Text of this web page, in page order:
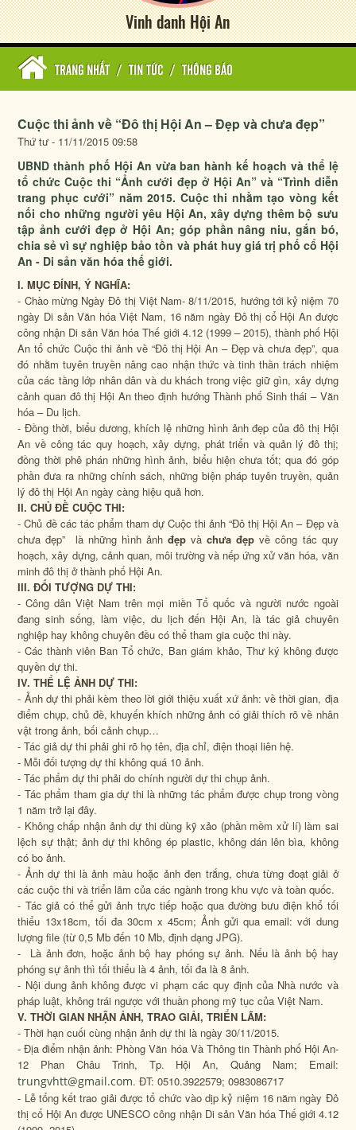
Vinh danh Hội An
TRANG NHẤT / TIN TỨC / THÔNG BÁO
Cuộc thi ảnh về “Đô thị Hội An – Đẹp và chưa đẹp”
Thứ tư - 11/11/2015 09:58
UBND thành phố Hội An vừa ban hành kế hoạch và thể lệ
tổ chức Cuộc thi “Ảnh cưới đẹp ở Hội An” và “Trình diễn
trang phục cưới” năm 2015. Cuộc thi nhằm tạo vòng kết
nối cho những người yêu Hội An, xây dựng thêm bộ sưu
tập ảnh cưới đẹp ở Hội An; góp phần nâng niu, gắn bó,
chia sẻ vì sự nghiệp bảo tồn và phát huy giá trị phố cổ Hội
An - Di sản văn hóa thế giới.
I. MỤC ĐÍNH, Ý NGHĨA:
- Chào mừng Ngày Đô thị Việt Nam- 8/11/2015, hướng tới kỷ niệm 70
ngày Di sản Văn hóa Việt Nam, 16 năm ngày Đô thị cổ Hội An được
công nhận Di sản Văn hóa Thế giới 4.12 (1999 – 2015), thành phố Hội
An tổ chức Cuộc thi ảnh về “Đô thị Hội An – Đẹp và chưa đẹp”, qua
đó nhằm tuyên truyền nâng cao nhận thức và tinh thần trách nhiệm
của các tầng lớp nhân dân và du khách trong việc giữ gìn, xây dựng
cảnh quan đô thị Hội An theo định hướng Thành phố Sinh thái – Văn
hóa – Du lịch.
- Đồng thời, biểu dương, khích lệ những hình ảnh đẹp của đô thị Hội
An về công tác quy hoạch, xây dựng, phát triển và quản lý đô thị;
đồng thời phê phán những hình ảnh, biểu hiện chưa tốt; qua đó góp
phần đưa ra những chính sách, những biện pháp tuyên truyền, quản
lý đô thị Hội An ngày càng hiệu quả hơn.
II. CHỦ ĐỀ CUỘC THI:
- Chủ đề các tác phẩm tham dự Cuộc thi ảnh “Đô thị Hội An – Đẹp và
chưa đẹp” là những hình ảnh đẹpvàchưa đẹp về công tác quy
hoạch, xây dựng, cảnh quan, môi trường và nếp ứng xử văn hóa, văn
minh đô thị ở thành phố Hội An.
III. ĐỐI TƯỢNG DỰ THI:
- Công dân Việt Nam trên mọi miền Tổ quốc và người nước ngoài
đang sinh sống, làm việc, du lịch đến Hội An, là tác giả chuyên
nghiệp hay không chuyên đều có thể tham gia cuộc thi này.
- Các thành viên Ban Tổ chức, Ban giám khảo, Thư ký không được
quyền dự thi.
IV. THỂ LỆ ẢNH DỰ THI:
- Ảnh dự thi phải kèm theo lời giới thiệu xuất xứ ảnh: về thời gian, địa
điểm chụp, chủ đề, khuyến khích những ảnh có giải thích rõ về nhân
vật trong ảnh, bối cảnh chụp…
- Tác giả dự thi phải ghi rõ họ tên, địa chỉ, điện thoại liên hệ.
- Mỗi đối tượng dự thi không quá 10 ảnh.
- Tác phẩm dự thi phải do chính người dự thi chụp ảnh.
- Tác phẩm tham gia dự thi là những tác phẩm được chụp trong vòng
1 năm trở lại đây.
- Không chấp nhận ảnh dự thi dùng kỹ xảo (phần mềm xử lí) làm sai
lệch sự thật; ảnh dự thi không ép plastic, không dán lên bìa, không
có bo ảnh.
- Ảnh dự thi là ảnh màu hoặc ảnh đen trắng, chưa từng đoạt giải ở
các cuộc thi và triển lãm của các ngành trong khu vực và toàn quốc.
- Tác giả có thể gửi ảnh trực tiếp hoặc qua đường bưu điện khổ tối
thiểu 13x18cm, tối đa 30cm x 45cm; Ảnh gửi qua email: với dung
lượng file (từ 0,5 Mb đến 10 Mb, định dạng JPG).
- Là ảnh đơn, hoặc ảnh bộ hay phóng sự ảnh. Nếu là ảnh bộ hay
phóng sự ảnh thì tối thiểu là 4 ảnh, tối đa là 8 ảnh.
- Nội dung ảnh không được vi phạm các quy định của Nhà nước và
pháp luật, không trái ngược với thuần phong mỹ tục của Việt Nam.
V. THỜI GIAN NHẬN ẢNH, TRAO GIẢI, TRIỂN LÃM:
- Thời hạn cuối cùng nhận ảnh dự thi là ngày 30/11/2015.
- Địa điểm nhận ảnh: Phòng Văn hóa Và Thông tin Thành phố Hội An-
12 Phan Châu Trinh, Tp. Hội An, Quảng Nam; Email:
trungvhtt@gmail.com. ĐT: 0510.3922579; 0983086717
- Lễ tổng kết trao giải được tổ chức vào dịp kỷ niệm 16 năm ngày Đô
thị cổ Hội An được UNESCO công nhận Di sản Văn hóa Thế giới 4.12